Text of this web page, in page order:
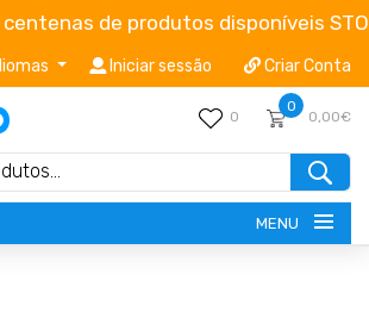
de produtos disponíveis
Iniciar sessão Criar Conta
0
0
0,00€
MENU